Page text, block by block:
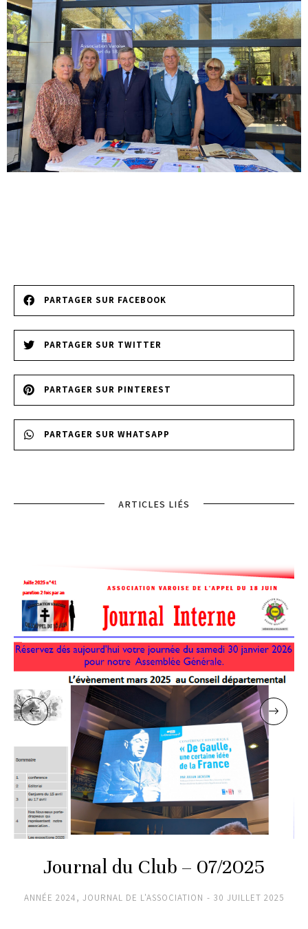
PARTAGER SUR FACEBOOK
PARTAGER SUR TWITTER
PARTAGER SUR PINTEREST
PARTAGER SUR WHATSAPP
ARTICLES LIÉS
Journal du Club – 07/2025
ANNÉE 2024, JOURNAL DE L'ASSOCIATION 30 JUILLET 2025